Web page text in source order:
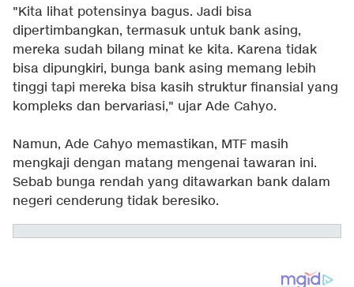
"Kita lihat potensinya bagus. Jadi bisa
dipertimbangkan, termasuk untuk bank asing,
mereka sudah bilang minat ke kita. Karena tidak
bisa dipungkiri, bunga bank asing memang lebih
tinggi tapi mereka bisa kasih struktur finansial yang
kompleks dan bervariasi," ujar Ade Cahyo.
Namun, Ade Cahyo memastikan, MTF masih
mengkaji dengan matang mengenai tawaran ini.
Sebab bunga rendah yang ditawarkan bank dalam
negeri cenderung tidak beresiko.